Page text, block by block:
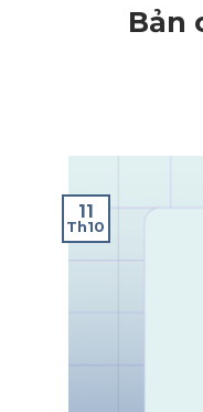
Bản
11
Th10